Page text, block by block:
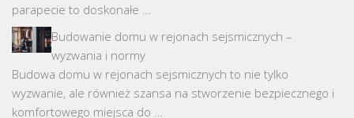
parapecie to doskonałe …
Budowanie domu w rejonach sejsmicznych –
wyzwania i normy
Budowa domu w rejonach sejsmicznych to nie tylko
wyzwanie, ale również szansa na stworzenie bezpiecznego i
komfortowego miejsca do …